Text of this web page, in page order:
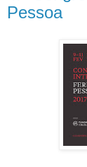
Pessoa